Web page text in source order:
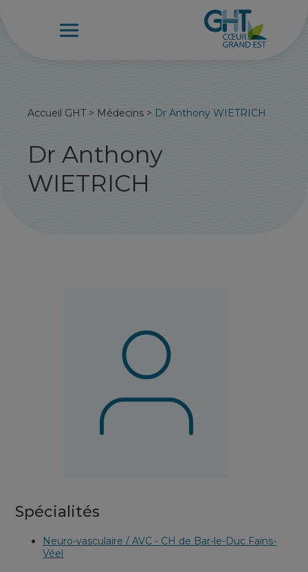
Accueil GHT> Médecins > Dr Anthony WIETRICH
Dr Anthony
WIETRICH
Spécialités
Neuro-vasculaire / AVC - CH de Bar-le-Duc Fains-
Véel